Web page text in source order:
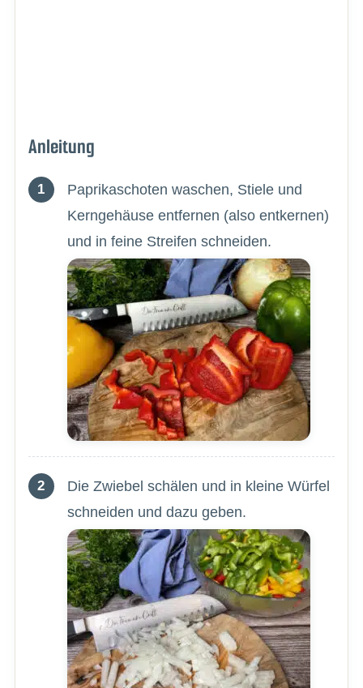
Anleitung
Paprikaschoten waschen, Stiele und
Kerngehäuse entfernen (also entkernen)
und in feine Streifen schneiden.
Die Zwiebel schälen und in kleine Würfel
schneiden und dazu geben.